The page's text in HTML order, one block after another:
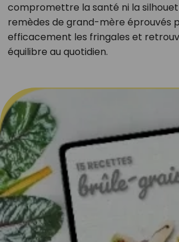
compromettre la santé ni la
remèdes de grand-mère éprouvés
efficacement les fringales et
équilibre au quotidien.